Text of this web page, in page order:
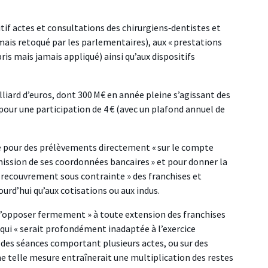
actes et consultations des chirurgiens‑dentistes et
retoqué par les parlementaires), aux « prestations
mais jamais appliqué) ainsi qu’aux dispositifs
d’euros, dont 300 M€ en année pleine s’agissant des
une participation de 4 € (avec un plafond annuel de
des prélèvements directement « sur le compte
de ses coordonnées bancaires » et pour donner la
sous contrainte » des franchises et
qu’aux cotisations ou aux indus.
fermement » à toute extension des franchises
« serait profondément inadaptée à l’exercice
séances comportant plusieurs actes, ou sur des
telle mesure entraînerait une multiplication des restes